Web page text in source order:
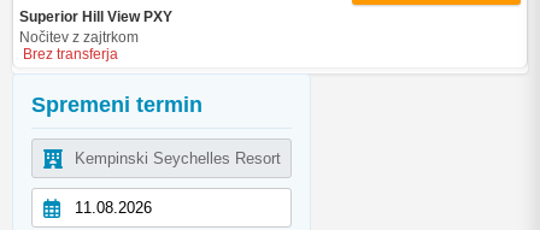
Spremeni termin
Superior Hill View PXY
Nočitev z zajtrkom
Brez transferja